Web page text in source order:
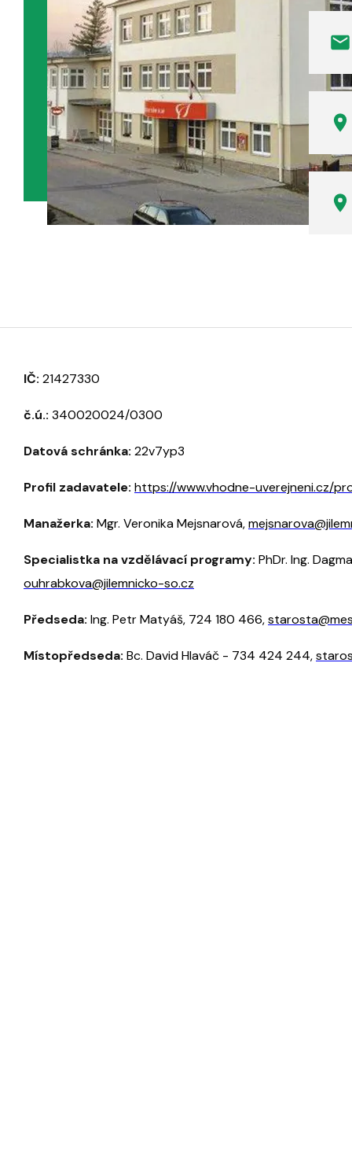
IČ: 21427330
č.ú.: 340020024/0300
Datová schránka: 22v7yp3
Profil zadavatele: https://www.vhodne-uverejneni.cz/
Manažerka: Mgr. Veronika Mejsnarová,
Specialistka na vzdělávací programy: PhDr. Ing.
ouhrabkova@jilemnicko-so.cz
Předseda: Ing. Petr Matyáš, 724 180 466,
Místopředseda: Bc. David Hlaváč - 734 424 244,